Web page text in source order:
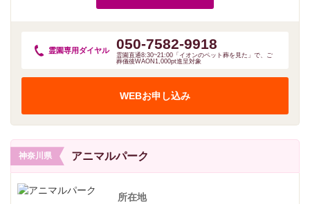
霊園専用 ダイヤル 050-7582-9918
霊園直通8:30~21:00「イオンのペット葬を見た」で、ご
葬儀後WAON1,000pt進呈対象
WEBお申し込み
神奈川県 アニマルパーク
所在地